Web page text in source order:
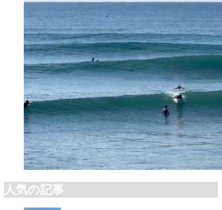
人気の記事